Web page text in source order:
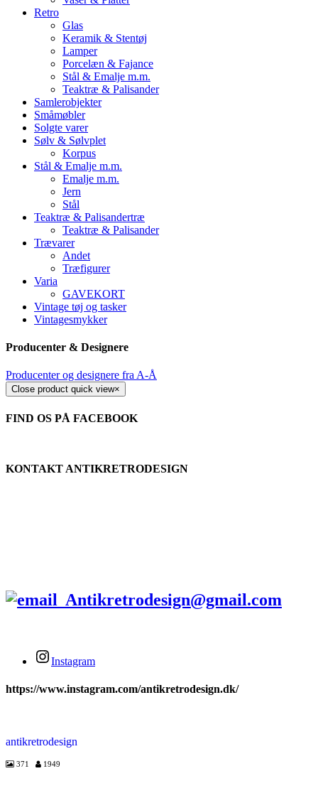
Retro
Glas
Keramik & Stentøj
Lamper
Porcelæn & Fajance
Stål & Emalje m.m.
Teaktræ & Palisander
Samlerobjekter
Småmøbler
Solgte varer
Sølv & Sølvplet
Korpus
Stål & Emalje m.m.
Emalje m.m.
Jern
Stål
Teaktræ & Palisandertræ
Teaktræ & Palisander
Trævarer
Andet
Træfigurer
Varia
GAVEKORT
Vintage tøj og tasker
Vintagesmykker
Producenter & Designere
Producenter og designere fra A-Å
Close product quick view×
FIND OS PÅ FACEBOOK
KONTAKT ANTIKRETRODESIGN
Antikretrodesign@gmail.com
Instagram
https://www.instagram.com/antikretrodesign.dk/
antikretrodesign
371 1949